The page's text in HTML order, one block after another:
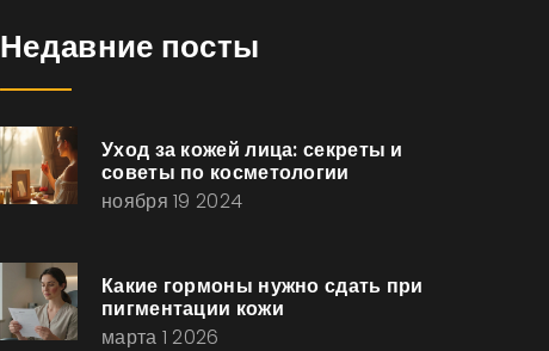
Недавние посты
Уход за кожей лица: секреты и
советы по косметологии
ноября 19 2024
Какие гормоны нужно сдать при
пигментации кожи
марта 1 2026